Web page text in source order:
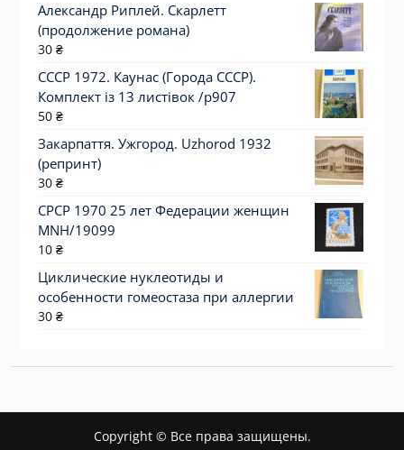
Александр Риплей. Скарлетт
(продолжение романа)
30 ₴
СССР 1972. Каунас (Города СССР).
Комплект із 13 листівок /р907
50 ₴
Закарпаття. Ужгород. Uzhorod 1932
(репринт)
30 ₴
СРСР 1970 25 лет Федерации женщин
MNH/19099
10 ₴
Циклические нуклеотиды и
особенности гомеостаза при аллергии
30 ₴
Copyright © Все права защищены.